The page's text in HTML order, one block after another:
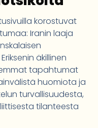
korostuvat
Iranin laaja
äkillinen
tapahtumat
huomiota ja
turvallisuudesta,
tilanteesta